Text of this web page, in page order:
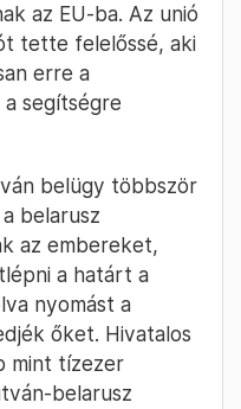
az EU-ba. Az unió
tette felelőssé, aki
erre a
segítségre
belügy többször
belarusz
az embereket,
a határt a
nyomást a
őket. Hivatalos
mint tízezer
belarusz